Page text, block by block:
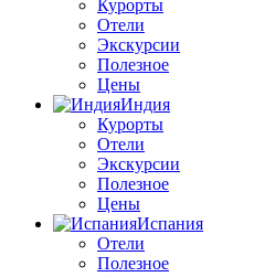
Курорты
Отели
Экскурсии
Полезное
Цены
Индия
Курорты
Отели
Экскурсии
Полезное
Цены
Испания
Отели
Полезное